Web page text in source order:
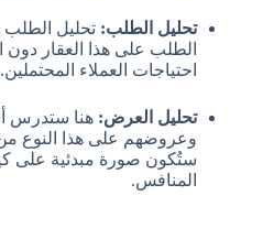
تحليل الطلب: تحليل
الطلب على هذا العقار دون
احتياجات العملاء المحتملين.
تحليل العرض: هنا ستدرس
وعروضهم على هذا النوع من
ستُكون صورة مبدئية على
المنافس.